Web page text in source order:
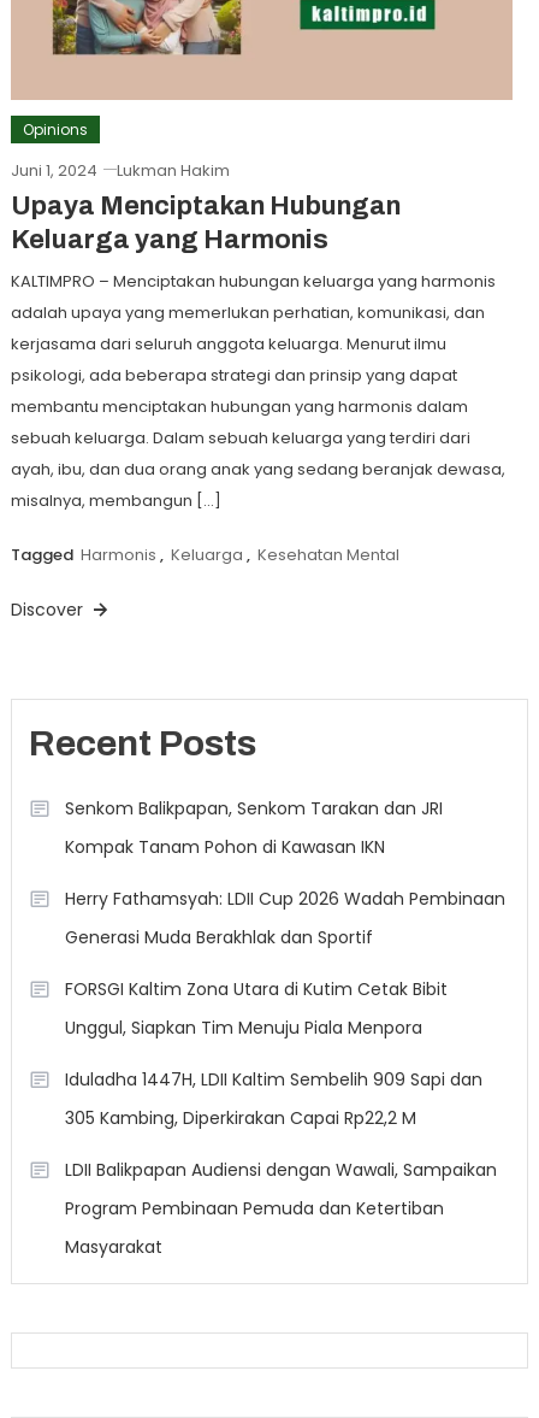
Opinions
Juni 1, 2024 Lukman Hakim
Upaya Menciptakan Hubungan
Keluarga yang Harmonis
KALTIMPRO – Menciptakan hubungan keluarga yang harmonis
adalah upaya yang memerlukan perhatian, komunikasi, dan
kerjasama dari seluruh anggota keluarga. Menurut ilmu
psikologi, ada beberapa strategi dan prinsip yang dapat
membantu menciptakan hubungan yang harmonis dalam
sebuah keluarga. Dalam sebuah keluarga yang terdiri dari
ayah, ibu, dan dua orang anak yang sedang beranjak dewasa,
misalnya, membangun […]
Tagged Harmonis , Keluarga , Kesehatan Mental
Discover
Recent Posts
Senkom Balikpapan, Senkom Tarakan dan JRI
Kompak Tanam Pohon di Kawasan IKN
Herry Fathamsyah: LDII Cup 2026 Wadah Pembinaan
Generasi Muda Berakhlak dan Sportif
FORSGI Kaltim Zona Utara di Kutim Cetak Bibit
Unggul, Siapkan Tim Menuju Piala Menpora
Iduladha 1447H, LDII Kaltim Sembelih 909 Sapi dan
305 Kambing, Diperkirakan Capai Rp22,2 M
LDII Balikpapan Audiensi dengan Wawali, Sampaikan
Program Pembinaan Pemuda dan Ketertiban
Masyarakat